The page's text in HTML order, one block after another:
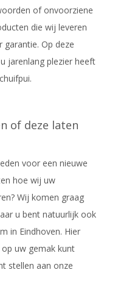
of onvoorziene
die wij leveren
Op deze
jarenlang plezier heeft
of deze laten
voor een nieuwe
hoe wij uw
Wij komen graag
u bent natuurlijk ook
in Eindhoven. Hier
uw gemak kunt
stellen aan onze